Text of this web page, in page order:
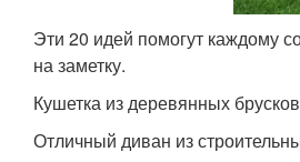
Эти 20 идей помогут каждому
на заметку.
Кушетка из деревянных брусков
Отличный диван из